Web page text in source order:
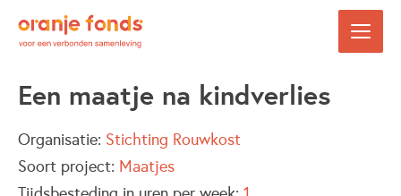
Een maatje na kindverlies
Organisatie: Stichting Rouwkost
Soort project: Maatjes